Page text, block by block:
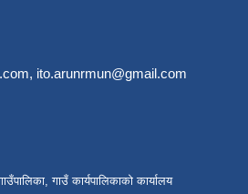
, ito.arunrmun@gmail.com
गाउँ कार्यपालिकाको कार्यालय